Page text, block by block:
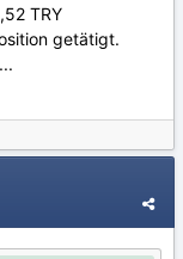
TRY
getätigt.